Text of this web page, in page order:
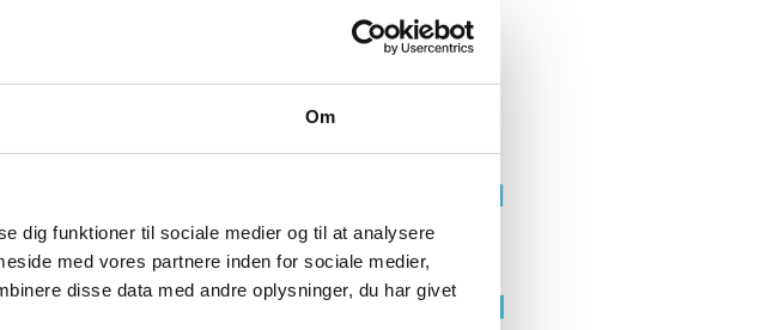
Om
dig funktioner til sociale medier og til at analysere
med vores partnere inden for sociale medier,
disse data med andre oplysninger, du har givet